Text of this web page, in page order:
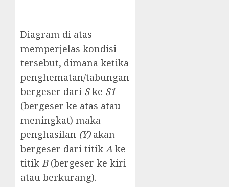
Diagram di atas
memperjelas kondisi
tersebut, dimana ketika
penghematan/tabungan
bergeser dari Ske S1
(bergeser ke atas atau
meningkat) maka
penghasilan (Y)akan
bergeser dari titik A ke
titik B(bergeser ke kiri
atau berkurang).